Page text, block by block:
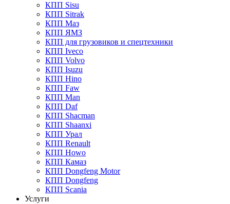
КПП Sisu
КПП Sitrak
КПП Маз
КПП ЯМЗ
КПП для грузовиков и спецтехники
КПП Iveco
КПП Volvo
КПП Isuzu
КПП Hino
КПП Faw
КПП Man
КПП Daf
КПП Shacman
КПП Shaanxi
КПП Урал
КПП Renault
КПП Howo
КПП Камаз
КПП Dongfeng Motor
КПП Dongfeng
КПП Scania
Услуги